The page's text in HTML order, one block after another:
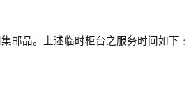
邮品。上述临时柜台之服务时间如下﹕